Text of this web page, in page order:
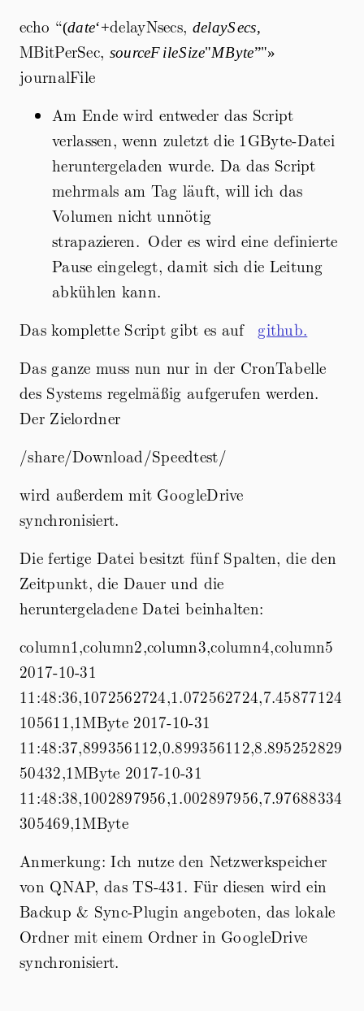
echo “(date ‘+%Y-
%H:%M:%S’),
(date‘+delayNsecs, delaySecs,
delaySecs,
MBitPerSec, sourceFileSize"MByte”"
sourceFileSize"MByte”"»
journalFile
Am Ende wird entweder das Script
verlassen, wenn zuletzt die 1GByte-Datei
heruntergeladen wurde. Da das Script
mehrmals am Tag läuft, will ich das
Volumen nicht unnötig
strapazieren. Oder es wird eine definierte
Pause eingelegt, damit sich die Leitung
abkühlen kann.
Das komplette Script gibt es auf github.
Das ganze muss nun nur in der CronTabelle
des Systems regelmäßig aufgerufen werden.
Der Zielordner
/share/Download/Speedtest/
wird außerdem mit GoogleDrive
synchronisiert.
Die fertige Datei besitzt fünf Spalten, die den
Zeitpunkt, die Dauer und die
heruntergeladene Datei beinhalten:
column1,column2,column3,column4,column5
2017-10-31
11:48:36,1072562724,1.072562724,7.45877124
105611,1MByte 2017-10-31
11:48:37,899356112,0.899356112,8.895252829
50432,1MByte 2017-10-31
11:48:38,1002897956,1.002897956,7.97688334
305469,1MByte
Anmerkung: Ich nutze den Netzwerkspeicher
von QNAP, das TS-431. Für diesen wird ein
Backup & Sync-Plugin angeboten, das lokale
Ordner mit einem Ordner in GoogleDrive
synchronisiert.